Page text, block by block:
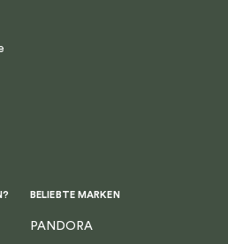
BELIEBTE MARKEN
PANDORA